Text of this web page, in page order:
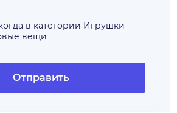
в категории Игрушки
вещи
Отправить